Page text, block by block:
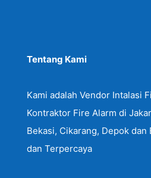
Tentang Kami
Kami adalah Vendor Intalasi
Kontraktor Fire Alarm di
Bekasi, Cikarang, Depok
dan Terpercaya